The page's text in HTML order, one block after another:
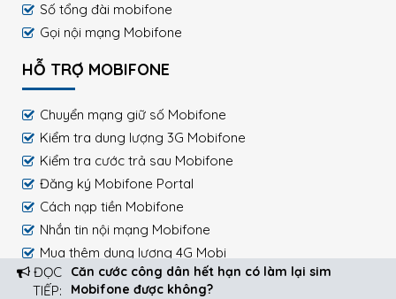
ĐỌC
TIẾP:
Căn cước công dân hết hạn có làm lại sim
Mobifone được không?
Số tổng đài mobifone
Gọi nội mạng Mobifone
HỖ TRỢ MOBIFONE
Chuyển mạng giữ số Mobifone
Kiểm tra dung lượng 3G Mobifone
Kiểm tra cước trả sau Mobifone
Đăng ký Mobifone Portal
Cách nạp tiền Mobifone
Nhắn tin nội mạng Mobifone
Mua thêm dung lượng 4G Mobi